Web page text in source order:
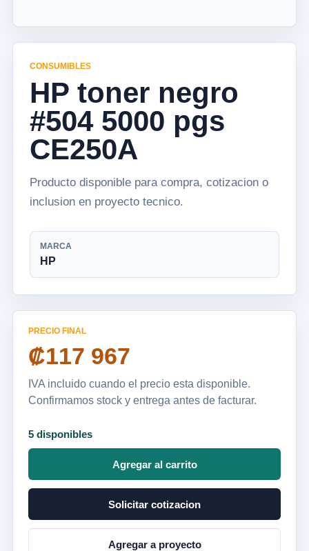
CONSUMIBLES
HP toner negro
#504 5000 pgs
CE250A
Producto disponible para compra, cotizacion o
inclusion en proyecto tecnico.
MARCA
HP
PRECIO FINAL
₡117 967
IVA incluido cuando el precio esta disponible.
Confirmamos stock y entrega antes de facturar.
5 disponibles
Agregar al carrito
Solicitar cotizacion
Agregar a proyecto